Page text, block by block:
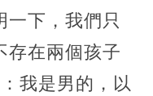
一下，我們只
存在兩個孩子
我是男的，以